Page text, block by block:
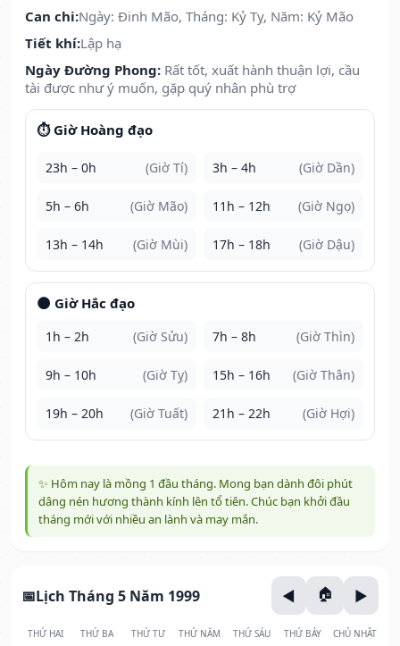
Can chi:Ngày: Đinh Mão, Tháng: Kỷ Tỵ, Năm: Kỷ Mão
Tiết khí:Lập hạ
Ngày Đường Phong: Rất tốt, xuất hành thuận lợi, cầu
tài được như ý muốn, gặp quý nhân phù trợ
⏱️ Giờ Hoàng đạo
23h – 0h (Giờ Tí) 3h – 4h (Giờ Dần)
5h – 6h (Giờ Mão) 11h – 12h (Giờ Ngọ)
13h – 14h (Giờ Mùi) 17h – 18h (Giờ Dậu)
🌑 Giờ Hắc đạo
1h – 2h (Giờ Sửu) 7h – 8h (Giờ Thìn)
9h – 10h (Giờ Tỵ) 15h – 16h (Giờ Thân)
19h – 20h (Giờ Tuất) 21h – 22h (Giờ Hợi)
✨ Hôm nay là mồng 1 đầu tháng. Mong bạn dành đôi phút
dâng nén hương thành kính lên tổ tiên. Chúc bạn khởi đầu
tháng mới với nhiều an lành và may mắn.
Lịch Tháng 5 Năm 1999
THỨ HAI THỨ BA THỨ TƯ THỨ NĂM THỨ SÁU THỨ BẢY CHỦ NHẬT